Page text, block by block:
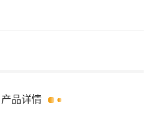
产品详情